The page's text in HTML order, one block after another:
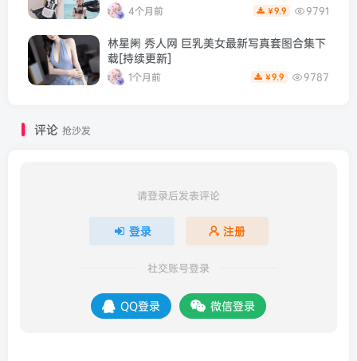
4个月前 ￥9.9 9791
林星阑 秀人网 巨乳美女最新写真套图合集下
载[持续更新]
1个月前 ￥9.9 9787
评论 抢沙发
请登录后发表评论
登录 注册
社交账号登录
QQ登录 微信登录